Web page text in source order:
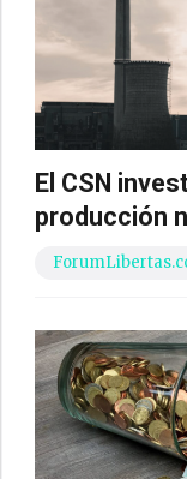
El CSN
producción